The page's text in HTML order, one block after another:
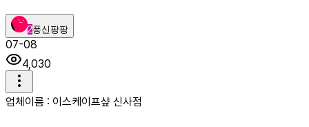
2퐁신팡팡
07-08
4,030
업체이름 : 이스케이프샾 신사점